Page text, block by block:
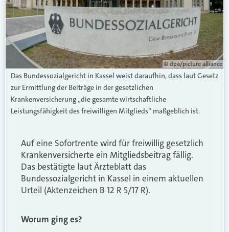
© dpa/picture alliance
Das Bundessozialgericht in Kassel weist daraufhin, dass laut Gesetz
zur Ermittlung der Beiträge in der gesetzlichen
Krankenversicherung „die gesamte wirtschaftliche
Leistungsfähigkeit des freiwilligen Mitglieds“ maßgeblich ist.
Auf eine Sofortrente wird für freiwillig gesetzlich
Krankenversicherte ein Mitgliedsbeitrag fällig.
Das bestätigte laut Ärzteblatt das
Bundessozialgericht in Kassel in einem aktuellen
Urteil (Aktenzeichen B 12 R 5/17 R).
Worum ging es?